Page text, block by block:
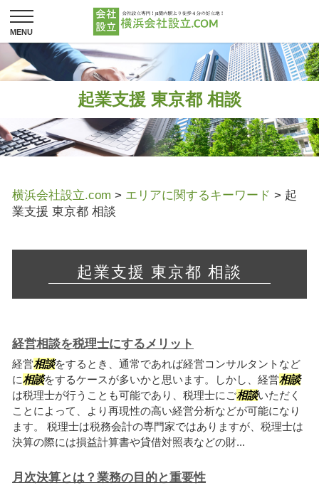
起業支援 東京都 相談
横浜会社設立.com > エリアに関するキーワード > 起
業支援 東京都 相談
起業支援 東京都 相談
経営相談を税理士にするメリット
経営相談をするとき、通常であれば経営コンサルタントなど
に相談をするケースが多いかと思います。しかし、経営相談
は税理士が行うことも可能であり、税理士にご相談いただく
ことによって、より再現性の高い経営分析などが可能になり
ます。 税理士は税務会計の専門家ではありますが、税理士は
決算の際には損益計算書や貸借対照表などの財...
月次決算とは？業務の目的と重要性